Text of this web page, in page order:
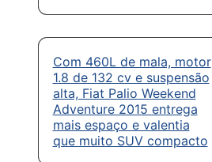
Com 460L de mala, motor
1.8 de 132 cv e suspensão
alta, Fiat Palio Weekend
Adventure 2015 entrega
mais espaço e valentia
que muito SUV compacto